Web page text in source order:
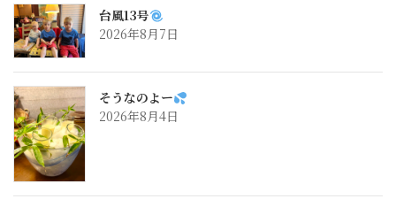
台風13号
2026年8月7日
そうなのよー
2026年8月4日